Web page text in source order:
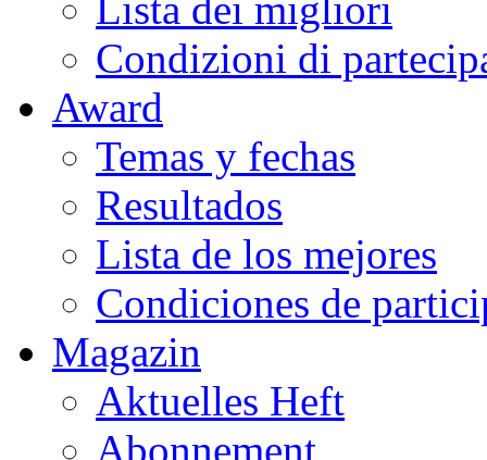
Condizioni di
Award
Temas y fechas
Resultados
Lista de los mejores
Condiciones de
Magazin
Aktuelles Heft
Abonnement